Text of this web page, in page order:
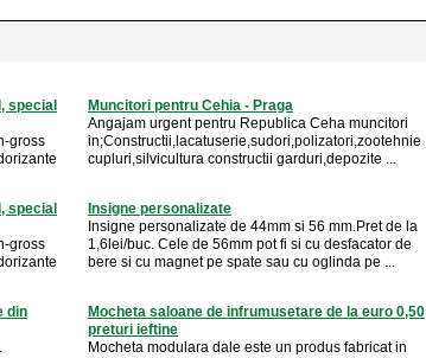
special
gross
Muncitori pentru Cehia - Praga
Angajam urgent pentru Republica Ceha muncitori
in;Constructii,lacatuserie,sudori,polizatori,zootehnie
cupluri,silvicultura constructii garduri,depozite ...
special
gross
Insigne personalizate
Insigne personalizate de 44mm si 56 mm.Pret de la
1,6lei/buc. Cele de 56mm pot fi si cu desfacator de
bere si cu magnet pe spate sau cu oglinda pe ...
din
Mocheta saloane de infrumusetare de la euro 0,50
preturi ieftine
Mocheta modulara dale este un produs fabricat in